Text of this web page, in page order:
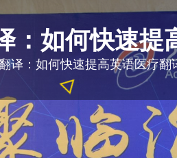
：如何快速提
译：如何快速提高英语医疗翻